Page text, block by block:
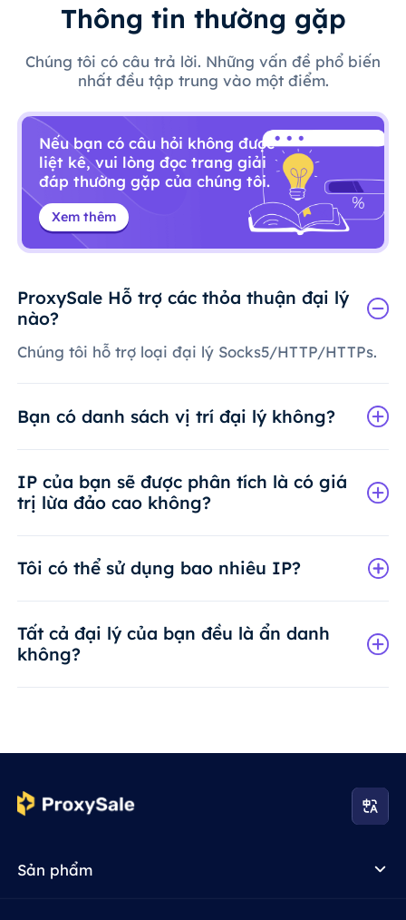
Thông tin thường gặp
Chúng tôi có câu trả lời. Những vấn đề phổ biến
nhất đều tập trung vào một điểm.
Nếu bạn có câu hỏi không được
liệt kê, vui lòng đọc trang giải
đáp thường gặp của chúng tôi.
Xem thêm
ProxySale Hỗ trợ các thỏa thuận đại lý
nào?
Chúng tôi hỗ trợ loại đại lý Socks5/HTTP/HTTPs.
Bạn có danh sách vị trí đại lý không?
IP của bạn sẽ được phân tích là có giá
trị lừa đảo cao không?
Tôi có thể sử dụng bao nhiêu IP?
Tất cả đại lý của bạn đều là ẩn danh
không?
Sản phẩm